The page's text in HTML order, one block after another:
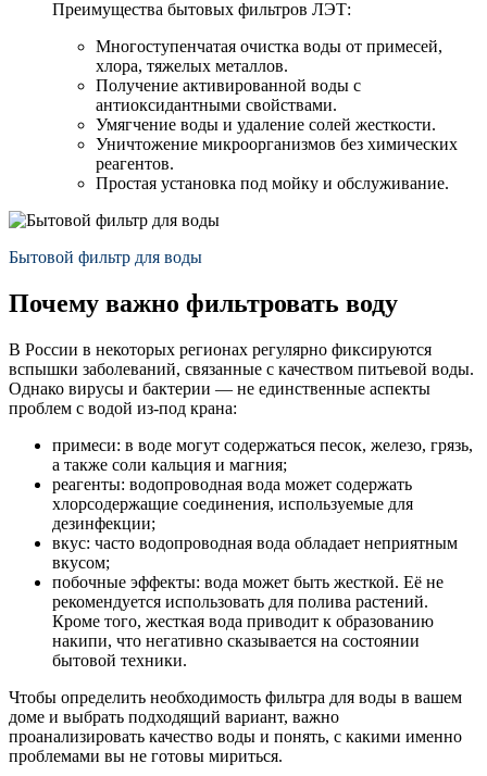
Преимущества бытовых фильтров ЛЭТ:
Многоступенчатая очистка воды от примесей,
хлора, тяжелых металлов.
Получение активированной воды с
антиоксидантными свойствами.
Умягчение воды и удаление солей жесткости.
Уничтожение микроорганизмов без химических
реагентов.
Простая установка под мойку и обслуживание.
Бытовой фильтр для воды
Почему важно фильтровать воду
В России в некоторых регионах регулярно фиксируются
вспышки заболеваний, связанные с качеством питьевой воды.
Однако вирусы и бактерии — не единственные аспекты
проблем с водой из-под крана:
примеси: в воде могут содержаться песок, железо, грязь,
а также соли кальция и магния;
реагенты: водопроводная вода может содержать
хлорсодержащие соединения, используемые для
дезинфекции;
вкус: часто водопроводная вода обладает неприятным
вкусом;
побочные эффекты: вода может быть жесткой. Её не
рекомендуется использовать для полива растений.
Кроме того, жесткая вода приводит к образованию
накипи, что негативно сказывается на состоянии
бытовой техники.
Чтобы определить необходимость фильтра для воды в вашем
доме и выбрать подходящий вариант, важно
проанализировать качество воды и понять, с какими именно
проблемами вы не готовы мириться.